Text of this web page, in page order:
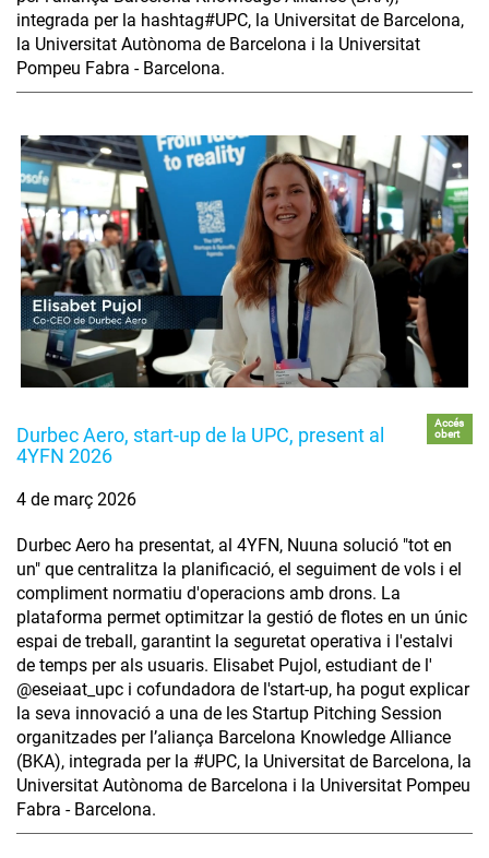
integrada per la hashtag#UPC, la Universitat de Barcelona,
la Universitat Autònoma de Barcelona i la Universitat
Pompeu Fabra - Barcelona.
Durbec Aero, start-up de la UPC, present al
4YFN 2026
Accés
obert
4 de març 2026
Durbec Aero ha presentat, al 4YFN, Nuuna solució "tot en
un" que centralitza la planificació, el seguiment de vols i el
compliment normatiu d'operacions amb drons. La
plataforma permet optimitzar la gestió de flotes en un únic
espai de treball, garantint la seguretat operativa i l'estalvi
de temps per als usuaris. Elisabet Pujol, estudiant de l'
@eseiaat_upc i cofundadora de l'start-up, ha pogut explicar
la seva innovació a una de les Startup Pitching Session
organitzades per l’aliança Barcelona Knowledge Alliance
(BKA), integrada per la #UPC, la Universitat de Barcelona, la
Universitat Autònoma de Barcelona i la Universitat Pompeu
Fabra - Barcelona.